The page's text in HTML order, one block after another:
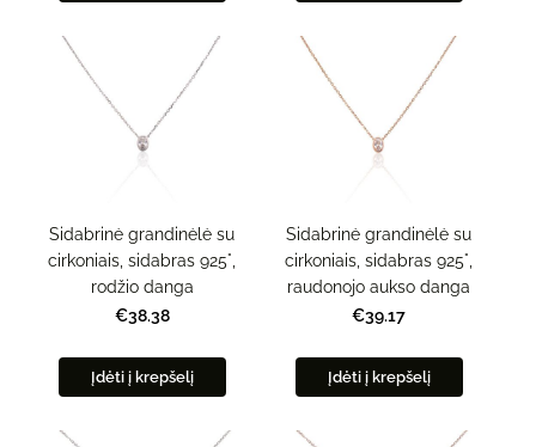
Sidabrinė grandinėlė su
cirkoniais, sidabras 925°,
rodžio danga
€38.38
Įdėti į krepšelį
Sidabrinė grandinėlė su
cirkoniais, sidabras 925°,
raudonojo aukso danga
€39.17
Įdėti į krepšelį